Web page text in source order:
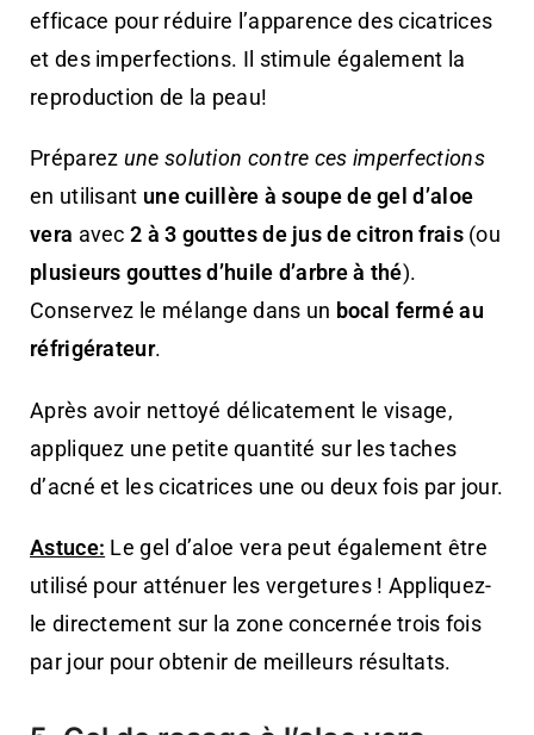
efficace pour réduire l’apparence des cicatrices
et des imperfections. Il stimule également la
reproduction de la peau!
Préparez une solution contre ces imperfections
en utilisant une cuillère à soupe de gel d’aloe
vera avec2 à 3 gouttes de jus de citron frais(ou
plusieurs gouttes d’huile d’arbre à thé).
Conservez le mélange dans un bocal fermé au
réfrigérateur.
Après avoir nettoyé délicatement le visage,
appliquez une petite quantité sur les taches
d’acné et les cicatrices une ou deux fois par jour.
Astuce: Le gel d’aloe vera peut également être
utilisé pour atténuer les vergetures ! Appliquez-
le directement sur la zone concernée trois fois
par jour pour obtenir de meilleurs résultats.